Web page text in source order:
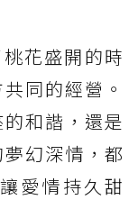
花盛開的時
同的經營。
和諧，還是
幻深情，都
愛情持久甜